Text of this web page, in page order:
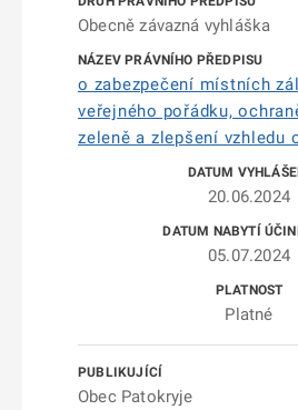
Obecně závazná vyhláška
o zabezpečení místních
veřejného pořádku,
zeleně a zlepšení vzhledu
20.06.2024
05.07.2024
Platné
Obec Patokryje